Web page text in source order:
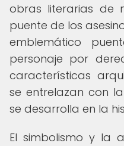
obras literarias de
puente de los
emblemático
personaje por
características
se entrelazan con
se desarrolla en la
El simbolismo y la